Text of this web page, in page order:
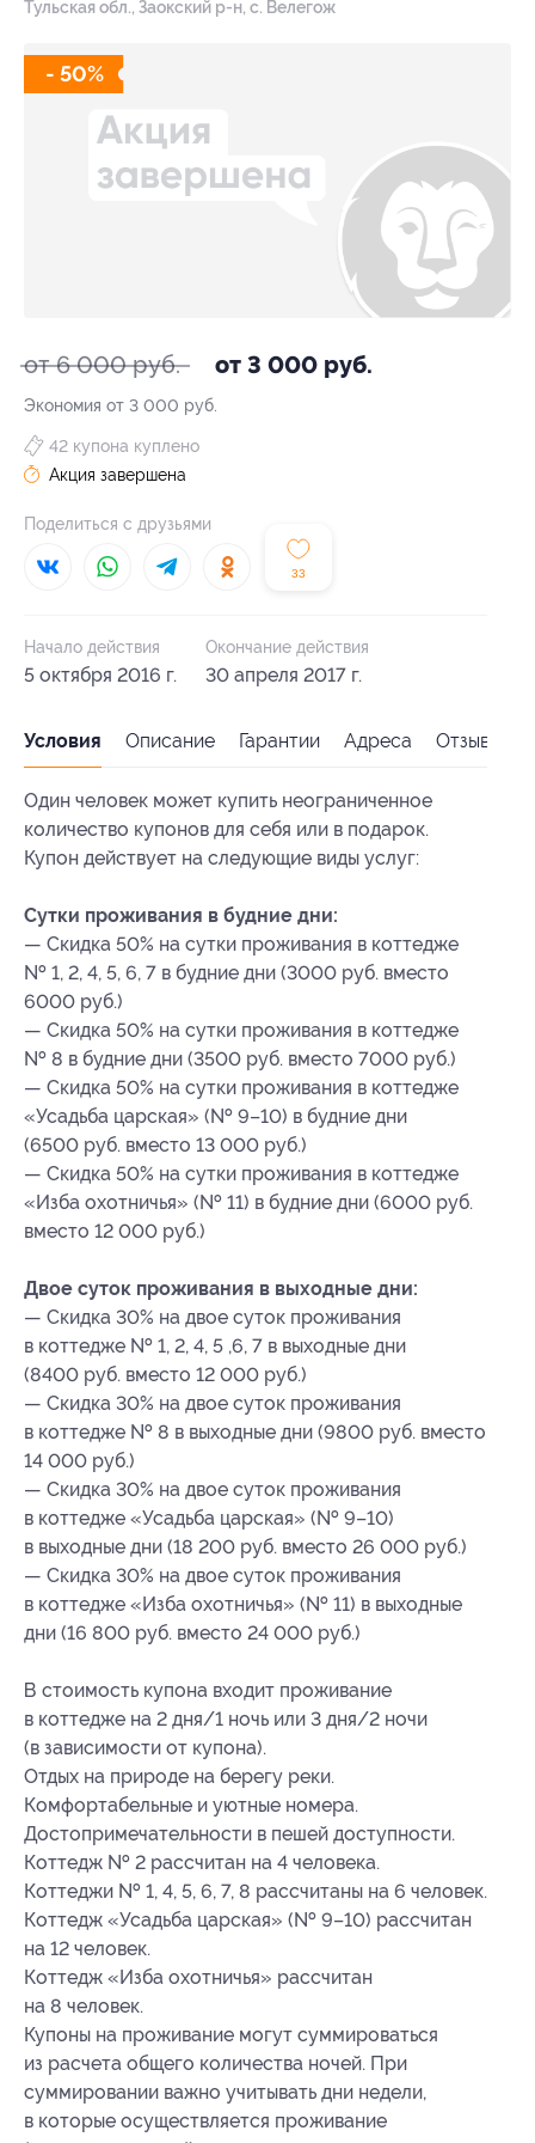
Тульская обл., Заокский р-н, с. Велегож
- 50%
от 6 000 руб. от 3 000 руб.
Экономия от 3 000 руб.
33
42 купона куплено
Акция завершена
Поделиться с друзьями
Начало действия
5 октября 2016 г.
Окончание действия
30 апреля 2017 г.
Условия Описание Гарантии Адреса Отзывы
Один человек может купить неограниченное
количество купонов для себя или в подарок.
Купон действует на следующие виды услуг:
Сутки проживания в будние дни:
— Скидка 50% на сутки проживания в коттедже
№ 1, 2, 4, 5, 6, 7 в будние дни (3000 руб. вместо
6000 руб.)
— Скидка 50% на сутки проживания в коттедже
№ 8 в будние дни (3500 руб. вместо 7000 руб.)
— Скидка 50% на сутки проживания в коттедже
«Усадьба царская» (№ 9–10) в будние дни
(6500 руб. вместо 13 000 руб.)
— Скидка 50% на сутки проживания в коттедже
«Изба охотничья» (№ 11) в будние дни (6000 руб.
вместо 12 000 руб.)
Двое суток проживания в выходные дни:
— Скидка 30% на двое суток проживания
в коттедже № 1, 2, 4, 5 ,6, 7 в выходные дни
(8400 руб. вместо 12 000 руб.)
— Скидка 30% на двое суток проживания
в коттедже № 8 в выходные дни (9800 руб. вместо
14 000 руб.)
— Скидка 30% на двое суток проживания
в коттедже «Усадьба царская» (№ 9–10)
в выходные дни (18 200 руб. вместо 26 000 руб.)
— Скидка 30% на двое суток проживания
в коттедже «Изба охотничья» (№ 11) в выходные
дни (16 800 руб. вместо 24 000 руб.)
В стоимость купона входит проживание
в коттедже на 2 дня/1 ночь или 3 дня/2 ночи
(в зависимости от купона).
Отдых на природе на берегу реки.
Комфортабельные и уютные номера.
Достопримечательности в пешей доступности.
Коттедж № 2 рассчитан на 4 человека.
Коттеджи № 1, 4, 5, 6, 7, 8 рассчитаны на 6 человек.
Коттедж «Усадьба царская» (№ 9–10) рассчитан
на 12 человек.
Коттедж «Изба охотничья» рассчитан
на 8 человек.
Купоны на проживание могут суммироваться
из расчета общего количества ночей. При
суммировании важно учитывать дни недели,
в которые осуществляется проживание